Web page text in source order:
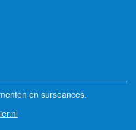
en surseances.